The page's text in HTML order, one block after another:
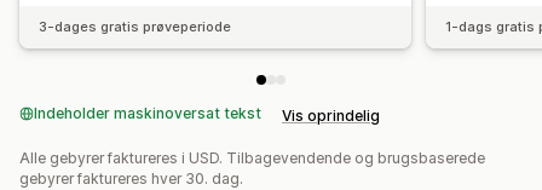
3-dages gratis prøveperiode 1-dags gratis
Indeholder maskinoversat tekst Vis oprindelig
Alle gebyrer faktureres i USD. Tilbagevendende og brugsbaserede
gebyrer faktureres hver 30. dag.